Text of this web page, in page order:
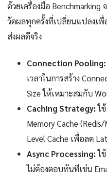
ด้วยเครื่องมือ
วัดผลทุกครั้งที่เปลี่ยนแปลงเ
ส่งผลดีจริง
Connection Pooling:
เวลาในการสร้าง
Size ให้เหมาะสมกับ
Caching Strategy:ใ
Memory Cache
Level Cache เพื่อลด
Async Processing:ใ
ไม่ต้องตอบทันทีเช่น